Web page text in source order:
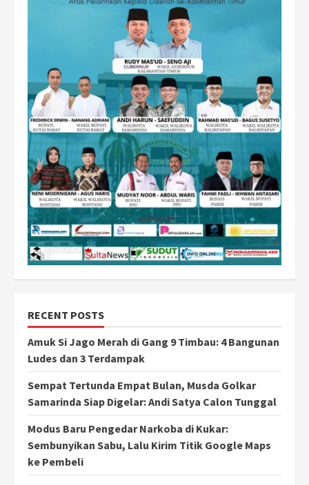
RECENT POSTS
Amuk Si Jago Merah di Gang 9 Timbau: 4 Bangunan
Ludes dan 3 Terdampak
Sempat Tertunda Empat Bulan, Musda Golkar
Samarinda Siap Digelar: Andi Satya Calon Tunggal
Modus Baru Pengedar Narkoba di Kukar:
Sembunyikan Sabu, Lalu Kirim Titik Google Maps
ke Pembeli